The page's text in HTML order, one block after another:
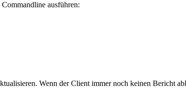
ausführen:
Wenn der Client immer noch keinen Bericht